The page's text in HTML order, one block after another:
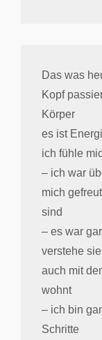
Das was
Kopf
Körper
es ist
ich fühle
– ich war
mich
sind
– es war
verstehe
auch mit
wohnt
– ich bin
Schritte